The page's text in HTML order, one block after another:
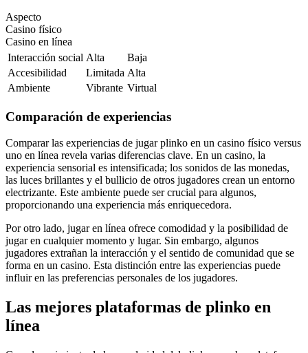
Aspecto
Casino físico
Casino en línea
Interacción social Alta
Baja
Accesibilidad
Limitada Alta
Ambiente
Vibrante Virtual
Comparación de experiencias
Comparar las experiencias de jugar plinko en un casino físico versus
uno en línea revela varias diferencias clave. En un casino, la
experiencia sensorial es intensificada; los sonidos de las monedas,
las luces brillantes y el bullicio de otros jugadores crean un entorno
electrizante. Este ambiente puede ser crucial para algunos,
proporcionando una experiencia más enriquecedora.
Por otro lado, jugar en línea ofrece comodidad y la posibilidad de
jugar en cualquier momento y lugar. Sin embargo, algunos
jugadores extrañan la interacción y el sentido de comunidad que se
forma en un casino. Esta distinción entre las experiencias puede
influir en las preferencias personales de los jugadores.
Las mejores plataformas de plinko en
línea